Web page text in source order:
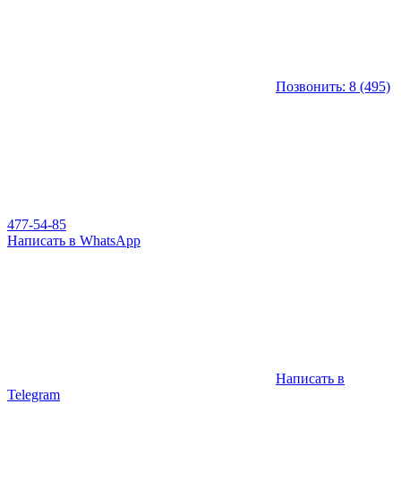
Позвонить: 8 (495)
477-54-85
Написать в WhatsApp
Написать в
Telegram